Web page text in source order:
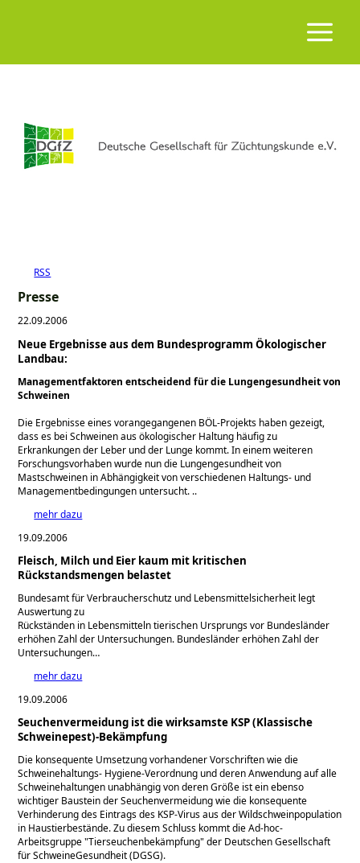
RSS
Presse
22.09.2006
Neue Ergebnisse aus dem Bundesprogramm Ökologischer
Landbau:
Managementfaktoren entscheidend für die Lungengesundheit von
Schweinen
Die Ergebnisse eines vorangegangenen BÖL-Projekts haben gezeigt,
dass es bei Schweinen aus ökologischer Haltung häufig zu
Erkrankungen der Leber und der Lunge kommt. In einem weiteren
Forschungsvorhaben wurde nun die Lungengesundheit von
Mastschweinen in Abhängigkeit von verschiedenen Haltungs- und
Managementbedingungen untersucht. ..
mehr dazu
19.09.2006
Fleisch, Milch und Eier kaum mit kritischen
Rückstandsmengen belastet
Bundesamt für Verbraucherschutz und Lebensmittelsicherheit legt
Auswertung zu
Rückständen in Lebensmitteln tierischen Ursprungs vor Bundesländer
erhöhen Zahl der Untersuchungen. Bundesländer erhöhen Zahl der
Untersuchungen…
mehr dazu
19.09.2006
Seuchenvermeidung ist die wirksamste KSP (Klassische
Schweinepest)-Bekämpfung
Die konsequente Umsetzung vorhandener Vorschriften wie die
Schweinehaltungs- Hygiene-Verordnung und deren Anwendung auf alle
Schweinehaltungen unabhängig von deren Größe ist ein ebenso
wichtiger Baustein der Seuchenvermeidung wie die konsequente
Verhinderung des Eintrags des KSP-Virus aus der Wildschweinpopulation
in Haustierbestände. Zu diesem Schluss kommt die Ad-hoc-
Arbeitsgruppe "Tierseuchenbekämpfung" der Deutschen Gesellschaft
für SchweineGesundheit (DGSG).